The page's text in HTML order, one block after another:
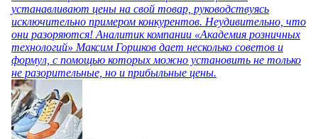
устанавливают цены на свой товар, руководствуясь
исключительно примером конкурентов. Неудивительно, что
они разоряются! Аналитик компании «Академия розничных
технологий» Максим Горшков дает несколько советов и
формул, с помощью которых можно установить не только
не разорительные, но и прибыльные цены.